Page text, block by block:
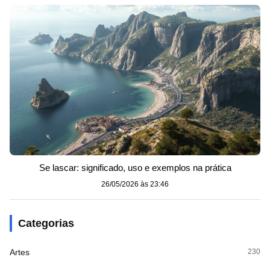
Se lascar: significado, uso e exemplos na prática
26/05/2026 às 23:46
Categorias
Artes 230